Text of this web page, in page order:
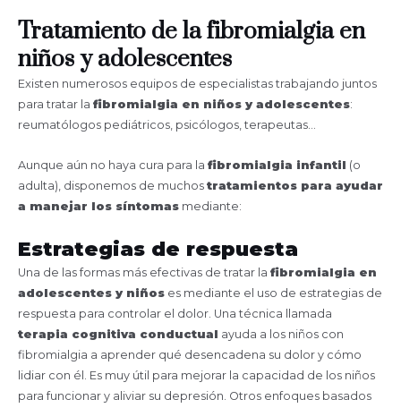
Tratamiento de la fibromialgia en
niños y adolescentes
Existen numerosos equipos de especialistas trabajando juntos
para tratar la fibromialgia en niños y adolescentes:
reumatólogos pediátricos, psicólogos, terapeutas…
Aunque aún no haya cura para la fibromialgia infantil (o
adulta), disponemos de muchos tratamientos para ayudar
a manejar los síntomas mediante:
Estrategias de respuesta
Una de las formas más efectivas de tratar la fibromialgia en
adolescentes y niños es mediante el uso de estrategias de
respuesta para controlar el dolor. Una técnica llamada
terapia cognitiva conductual ayuda a los niños con
fibromialgia a aprender qué desencadena su dolor y cómo
lidiar con él. Es muy útil para mejorar la capacidad de los niños
para funcionar y aliviar su depresión. Otros enfoques basados